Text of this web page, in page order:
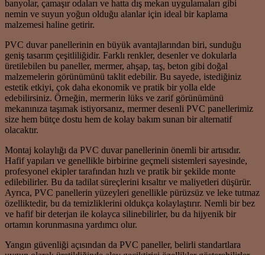
banyolar, çamaşır odaları ve hatta dış mekan uygulamaları gibi
nemin ve suyun yoğun olduğu alanlar için ideal bir kaplama
malzemesi haline getirir.
PVC duvar panellerinin en büyük avantajlarından biri, sunduğu
geniş tasarım çeşitliliğidir. Farklı renkler, desenler ve dokularla
üretilebilen bu paneller, mermer, ahşap, taş, beton gibi doğal
malzemelerin görünümünü taklit edebilir. Bu sayede, istediğiniz
estetik etkiyi, çok daha ekonomik ve pratik bir yolla elde
edebilirsiniz. Örneğin, mermerin lüks ve zarif görünümünü
mekanınıza taşımak istiyorsanız, mermer desenli PVC panellerimiz
size hem bütçe dostu hem de kolay bakım sunan bir alternatif
olacaktır.
Montaj kolaylığı da PVC duvar panellerinin önemli bir artısıdır.
Hafif yapıları ve genellikle birbirine geçmeli sistemleri sayesinde,
profesyonel ekipler tarafından hızlı ve pratik bir şekilde monte
edilebilirler. Bu da tadilat süreçlerini kısaltır ve maliyetleri düşürür.
Ayrıca, PVC panellerin yüzeyleri genellikle pürüzsüz ve leke tutmaz
özelliktedir, bu da temizliklerini oldukça kolaylaştırır. Nemli bir bez
ve hafif bir deterjan ile kolayca silinebilirler, bu da hijyenik bir
ortamın korunmasına yardımcı olur.
Yangın güvenliği açısından da PVC paneller, belirli standartlara